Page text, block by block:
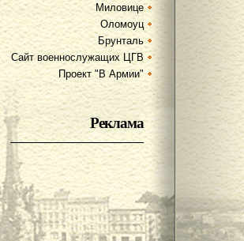
Миловице
Оломоуц
Брунталь
Сайт военнослужащих ЦГВ
Проект "В Армии"
Реклама